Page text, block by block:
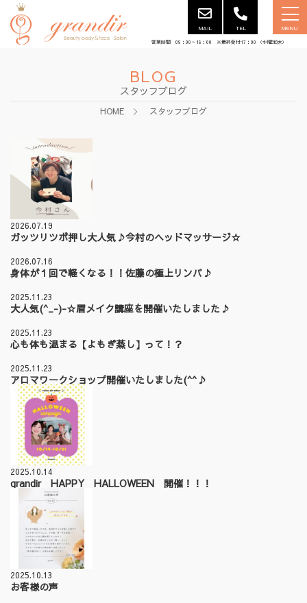
MAIL TEL MENU
営業時間 09：00～18：00 ※最終受付17：00 （水曜定休）
BLOG
スタッフブログ
HOME スタッフブログ
2026.07.19
ガッツリツボ押し大人気♪今村のヘッドマッサージ☆
2026.07.16
身体が１回で軽くなる！！佐藤の極上リンパ♪
2025.11.23
大人気(^_-)-☆眉メイク講座を開催いたしました♪
2025.11.23
心も体も温まる【よもぎ蒸し】って！？
2025.11.23
アロマワークショップ開催いたしました(^^♪
2025.10.14
grandir HAPPY HALLOWEEN 開催！！！
2025.10.13
お客様の声